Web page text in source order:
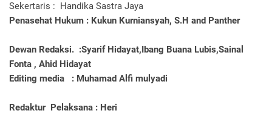
Sekertaris : Handika Sastra Jaya
Penasehat Hukum : Kukun Kurniansyah, S.H and Panther
Dewan Redaksi. :Syarif Hidayat,Ibang Buana Lubis,Sainal
Fonta , Ahid Hidayat
Editing media : Muhamad Alfi mulyadi
Redaktur Pelaksana : Heri